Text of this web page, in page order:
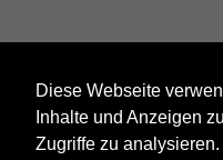
Diese Webseite
Inhalte und Anzeigen
Zugriffe zu